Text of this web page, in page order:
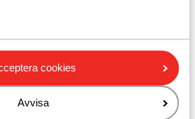
cookies
Avvisa
i Chatel